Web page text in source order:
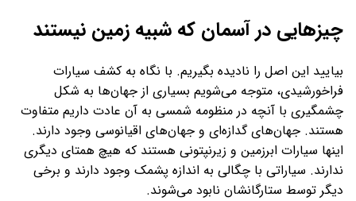
چیزهایی در آسمان که شبیه زمین نیستند
بیایید این اصل را نادیده بگیریم. با نگاه به کشف سیارات
فراخورشیدی، متوجه می‌شویم بسیاری از جهان‌ها به شکل
چشمگیری با آنچه در منظومه شمسی به آن عادت داریم متفاوت
هستند. جهان‌های گدازه‌ای و جهان‌های اقیانوسی وجود دارند.
اینها سیارات ابرزمین و زیرنپتونی هستند که هیچ همتای دیگری
ندارند. سیاراتی با چگالی به اندازه پشمک وجود دارند و برخی
دیگر توسط ستارگانشان نابود می‌شوند.